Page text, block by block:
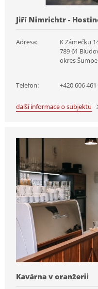
Jiří Nimrichtr -
Adresa:
K Zámečku
789 61
okres
Telefon: +420 606
další informace o subjektu
Kavárna v oranžerii